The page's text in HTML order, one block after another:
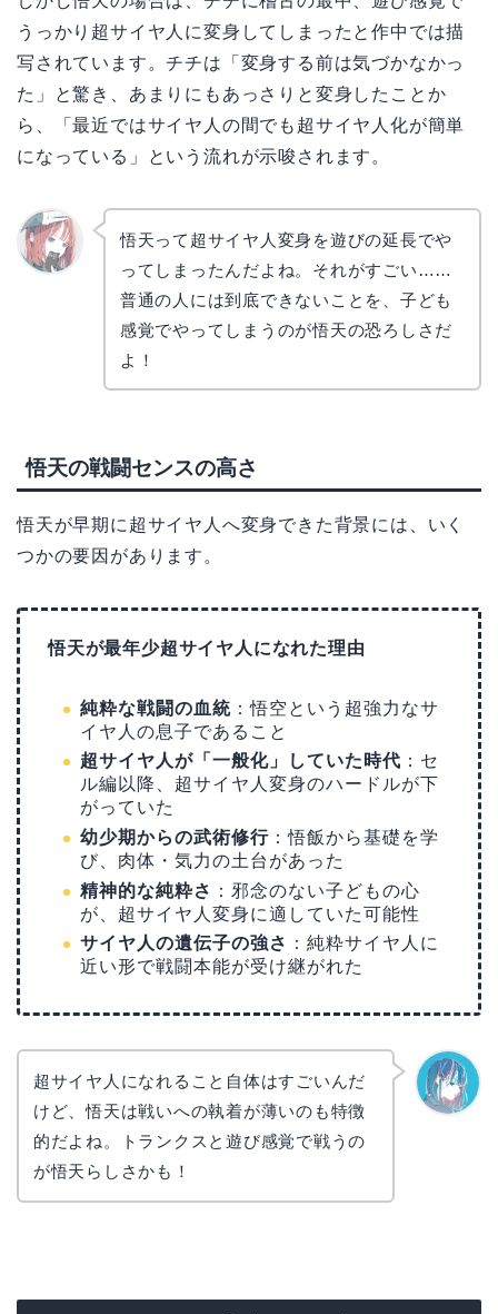
うっかり超サイヤ人に変身してしまったと作中では描
写されています。チチは「変身する前は気づかなかっ
た」と驚き、あまりにもあっさりと変身したことか
ら、「最近ではサイヤ人の間でも超サイヤ人化が簡単
になっている」という流れが示唆されます。
悟天って超サイヤ人変身を遊びの延長でや
ってしまったんだよね。それがすごい……
普通の人には到底できないことを、子ども
感覚でやってしまうのが悟天の恐ろしさだ
よ！
悟天の戦闘センスの高さ
悟天が早期に超サイヤ人へ変身できた背景には、いく
つかの要因があります。
悟天が最年少超サイヤ人になれた理由
純粋な戦闘の血統 ：悟空という超強力なサ
イヤ人の息子であること
超サイヤ人が「一般化」していた時代 ：セ
ル編以降、超サイヤ人変身のハードルが下
がっていた
幼少期からの武術修行 ：悟飯から基礎を学
び、肉体・気力の土台があった
精神的な純粋さ ：邪念のない子どもの心
が、超サイヤ人変身に適していた可能性
サイヤ人の遺伝子の強さ ：純粋サイヤ人に
近い形で戦闘本能が受け継がれた
超サイヤ人になれること自体はすごいんだ
けど、悟天は戦いへの執着が薄いのも特徴
的だよね。トランクスと遊び感覚で戦うの
が悟天らしさかも！